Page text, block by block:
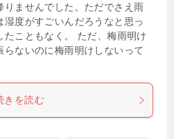
りませんでした。ただでさえ雨
度がすごいんだろうなと思っ
たこともなく。 ただ、梅雨明け
ないのに梅雨明けしないって
きを読む